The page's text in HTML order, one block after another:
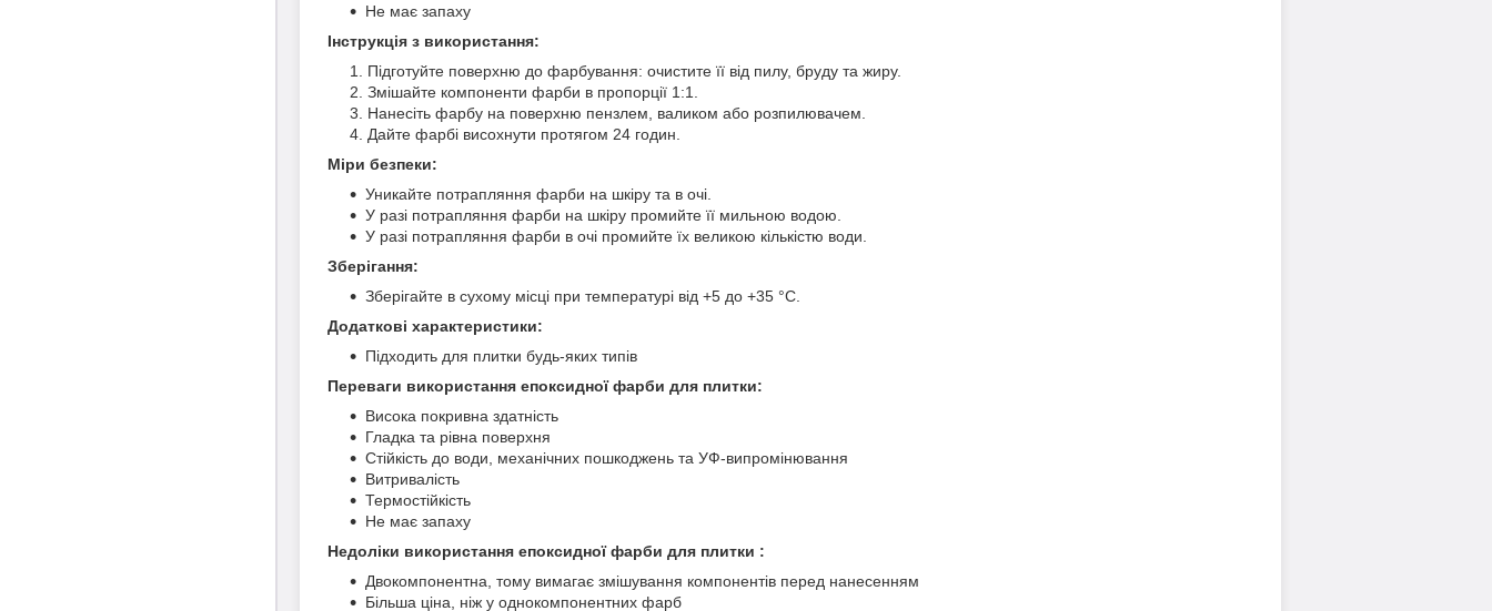
Не має запаху
Інструкція з використання:
Підготуйте поверхню до фарбування: очистите її від пилу, бруду та жиру.
Змішайте компоненти фарби в пропорції 1:1.
Нанесіть фарбу на поверхню пензлем, валиком або розпилювачем.
Дайте фарбі висохнути протягом 24 годин.
Міри безпеки:
Уникайте потрапляння фарби на шкіру та в очі.
У разі потрапляння фарби на шкіру промийте її мильною водою.
У разі потрапляння фарби в очі промийте їх великою кількістю води.
Зберігання:
Зберігайте в сухому місці при температурі від +5 до +35 °C.
Додаткові характеристики:
Підходить для плитки будь-яких типів
Переваги використання епоксидної фарби для плитки:
Висока покривна здатність
Гладка та рівна поверхня
Стійкість до води, механічних пошкоджень та УФ-випромінювання
Витривалість
Термостійкість
Не має запаху
Недоліки використання епоксидної фарби для плитки :
Двокомпонентна, тому вимагає змішування компонентів перед нанесенням
Більша ціна, ніж у однокомпонентних фарб